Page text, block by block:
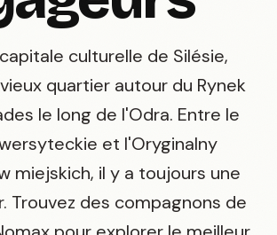
culturelle de Silésie,
quartier autour du Rynek
le long de l'Odra. Entre le
et l'Oryginalny
miejskich, il y a toujours une
Trouvez des compagnons de